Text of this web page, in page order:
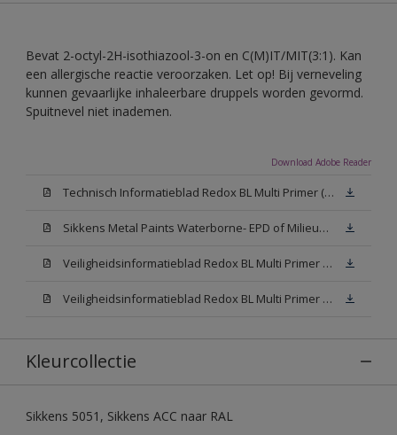
Bevat 2-octyl-2H-isothiazool-3-on en C(M)IT/MIT(3:1). Kan
een allergische reactie veroorzaken. Let op! Bij verneveling
kunnen gevaarlijke inhaleerbare druppels worden gevormd.
Spuitnevel niet inademen.
Download Adobe Reader
Technisch Informatieblad Redox BL Multi Primer (PDF)
Sikkens Metal Paints Waterborne- EPD of Milieuproductverklaring
Veiligheidsinformatieblad Redox BL Multi Primer W05 (MSDS)
Veiligheidsinformatieblad Redox BL Multi Primer N00 (MSDS)
Kleurcollectie
Sikkens 5051, Sikkens ACC naar RAL